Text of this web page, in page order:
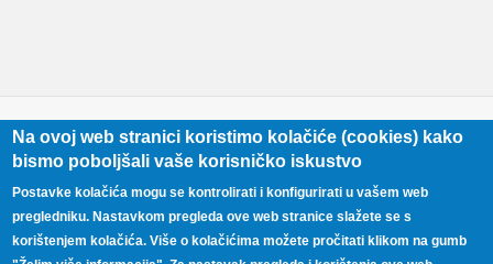
FAN-TOM
+385 98 452 585 Zagreb, Slanovečka cesta 35 B
Na ovoj web stranici koristimo kolačiće (cookies) kako
bismo poboljšali vaše korisničko iskustvo
Postavke kolačića mogu se kontrolirati i konfigurirati u vašem web
pregledniku. Nastavkom pregleda ove web stranice slažete se s
korištenjem kolačića. Više o kolačićima možete pročitati klikom na gumb